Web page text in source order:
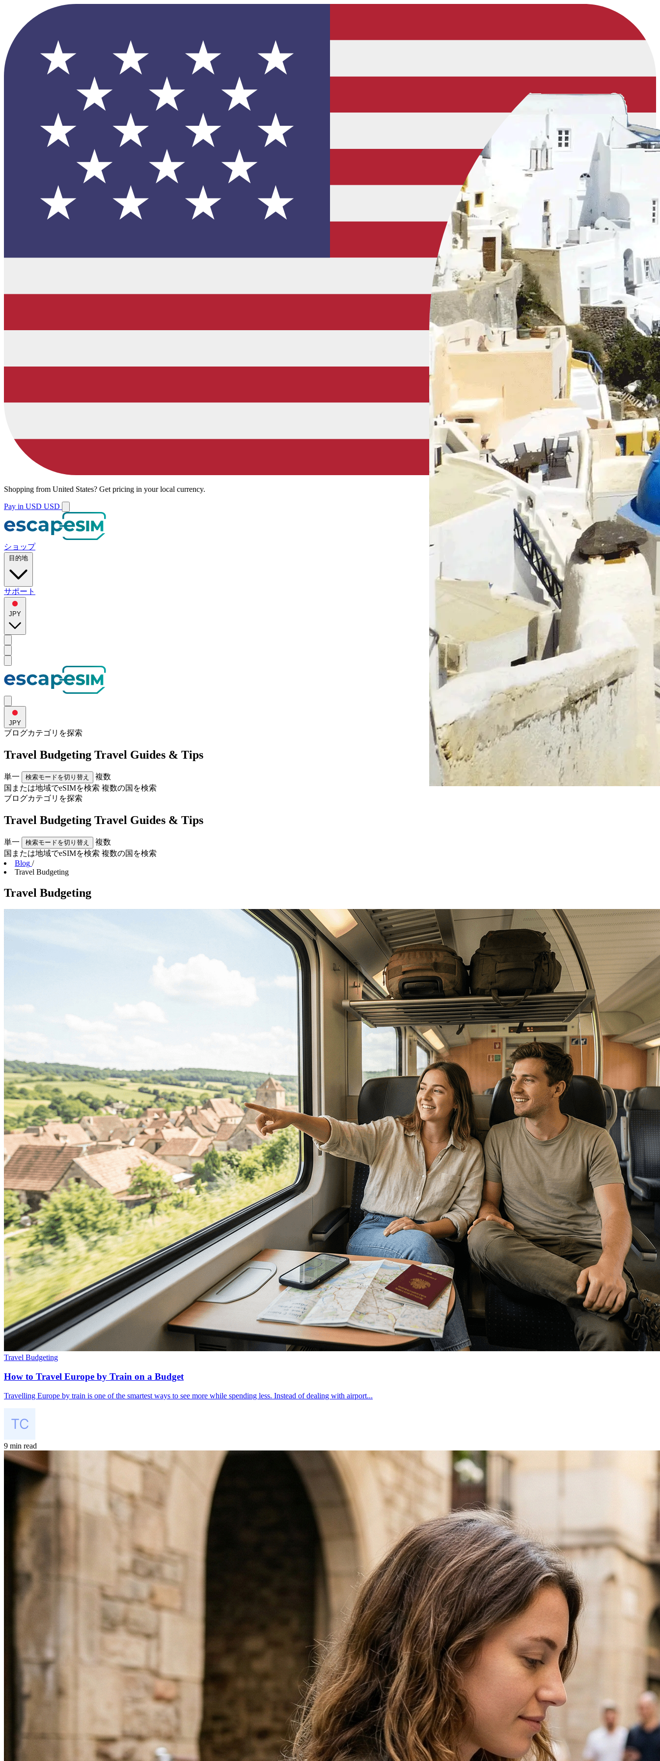
Shopping from United States? Get pricing in your local currency.
Pay in USD USD
ショップ
目的地
サポート
JPY
JPY
ブログカテゴリ を探索
Travel Budgeting Travel Guides & Tips
単一 検索モードを切り替え
複数
国または地域でeSIMを検索 複数の国を検索
ブログカテゴリ を探索
Travel Budgeting Travel Guides & Tips
単一 検索モードを切り替え
複数
国または地域でeSIMを検索 複数の国を検索
Blog /
Travel Budgeting
Travel Budgeting
Travel Budgeting
How to Travel Europe by Train on a Budget
Travelling Europe by train is one of the smartest ways to see more while spending less. Instead of dealing with airport...
9 min read